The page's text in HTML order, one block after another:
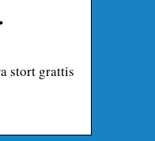
stort grattis